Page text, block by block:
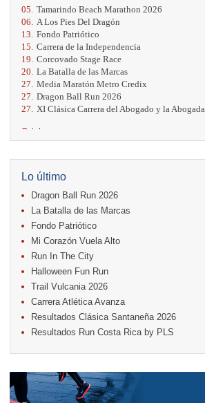
05. Tamarindo Beach Marathon 2026
06.
A Los Pies Del Dragón
13. Fondo Patriótico
15. Carrera de la Independencia
19. Corcovado Stage Race
20. La Batalla de las Marcas
27. Media Maratón Metro Credix
27. Dragon Ball Run 2026
27.
XI Clásica Carrera del Abogado y la Abogada
Octubre
04. San Carlos Rosa
04.
Relevos Tres Ríos
04. Kilómetros Rosa
11. Run In The City
17. Caribe Paradise Run
18.
Casa Turire Trail Run
18. Warriors Run Circuit
25. KRun by Under Armour
25. Run Alajuela
31. Halloween Fun Run
Noviembre
08. Lindora Run
15. Entre Pan y Rosas
Diciembre
06. Trail Vulcania 2026
12. Media Maratón Puntarenas 2026
Lo último
Dragon Ball Run 2026
La Batalla de las Marcas
Fondo Patriótico
Mi Corazón Vuela Alto
Run In The City
Halloween Fun Run
Trail Vulcania 2026
Carrera Atlética Avanza
Resultados Clásica Santaneña 2026
Resultados Run Costa Rica by PLS